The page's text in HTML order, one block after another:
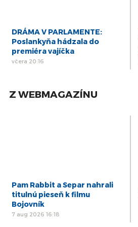
DRÁMA V PARLAMENTE:
Poslankyňa hádzala do
premiéra vajíčka
včera 20:16
Z WEBMAGAZÍNU
Pam Rabbit a Separ nahrali
titulnú pieseň k filmu
Bojovník
7 aug 2026 16:18